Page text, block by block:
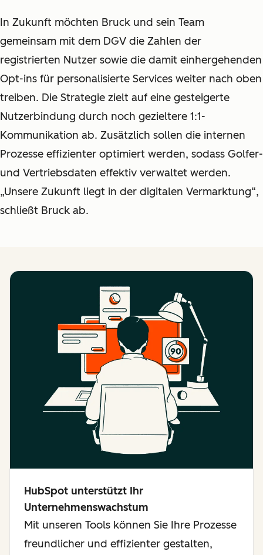
In Zukunft möchten Bruck und sein Team
gemeinsam mit dem DGV die Zahlen der
registrierten Nutzer sowie die damit einhergehenden
Opt-ins für personalisierte Services weiter nach oben
treiben. Die Strategie zielt auf eine gesteigerte
Nutzerbindung durch noch gezieltere 1:1-
Kommunikation ab. Zusätzlich sollen die internen
Prozesse effizienter optimiert werden, sodass Golfer-
und Vertriebsdaten effektiv verwaltet werden.
„Unsere Zukunft liegt in der digitalen Vermarktung“,
schließt Bruck ab.
HubSpot unterstützt Ihr
Unternehmenswachstum
Mit unseren Tools können Sie Ihre Prozesse
freundlicher und effizienter gestalten,